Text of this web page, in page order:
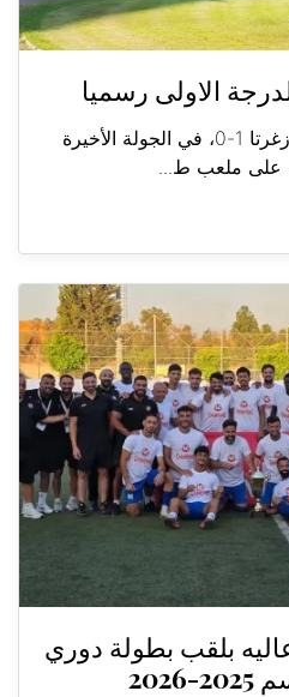
الاولى رسميا
فوز طرابلس على السلام زغرتا 1-0، في الجولة الأخيرة
على ملعب ط...
عاليه بلقب بطولة دوري